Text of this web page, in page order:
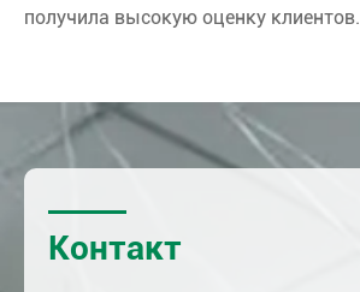
получила высокую оценку клиентов.
Контакт